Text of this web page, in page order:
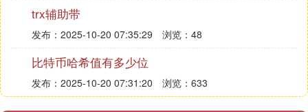
式表达对“doge”的喜爱。此外，“doge”还成为了一些
商业品牌的营销元素，被用于推广产品或活动。这些
衍生文化现象进一步丰富了“doge”的内涵和影响力。
**五、总结**
trx辅助带
发布：2025-10-20 07:35:29 浏览：48
比特币哈希值有多少位
发布：2025-10-20 07:31:20 浏览：633